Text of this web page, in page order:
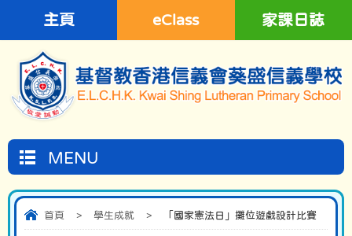
主頁 eClass 家課日誌
MENU
首頁 > 學生成就 > 「國家憲法日」攤位遊戲設計比賽